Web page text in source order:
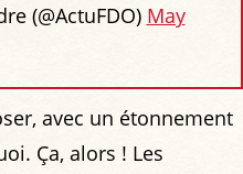
(@ActuFDO) May
avec un étonnement
Ça, alors ! Les